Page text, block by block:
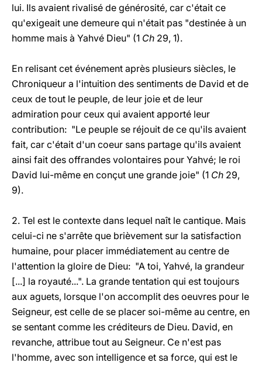
lui. Ils avaient rivalisé de générosité, car c'était ce
qu'exigeait une demeure qui n'était pas "destinée à un
homme mais à Yahvé Dieu" (1 Ch 29, 1).
En relisant cet événement après plusieurs siècles, le
Chroniqueur a l'intuition des sentiments de David et de
ceux de tout le peuple, de leur joie et de leur
admiration pour ceux qui avaient apporté leur
contribution: "Le peuple se réjouit de ce qu'ils avaient
fait, car c'était d'un coeur sans partage qu'ils avaient
ainsi fait des offrandes volontaires pour Yahvé; le roi
David lui-même en conçut une grande joie" (1 Ch 29,
9).
2. Tel est le contexte dans lequel naît le cantique. Mais
celui-ci ne s'arrête que brièvement sur la satisfaction
humaine, pour placer immédiatement au centre de
l'attention la gloire de Dieu: "A toi, Yahvé, la grandeur
[...] la royauté...". La grande tentation qui est toujours
aux aguets, lorsque l'on accomplit des oeuvres pour le
Seigneur, est celle de se placer soi-même au centre, en
se sentant comme les créditeurs de Dieu. David, en
revanche, attribue tout au Seigneur. Ce n'est pas
l'homme, avec son intelligence et sa force, qui est le